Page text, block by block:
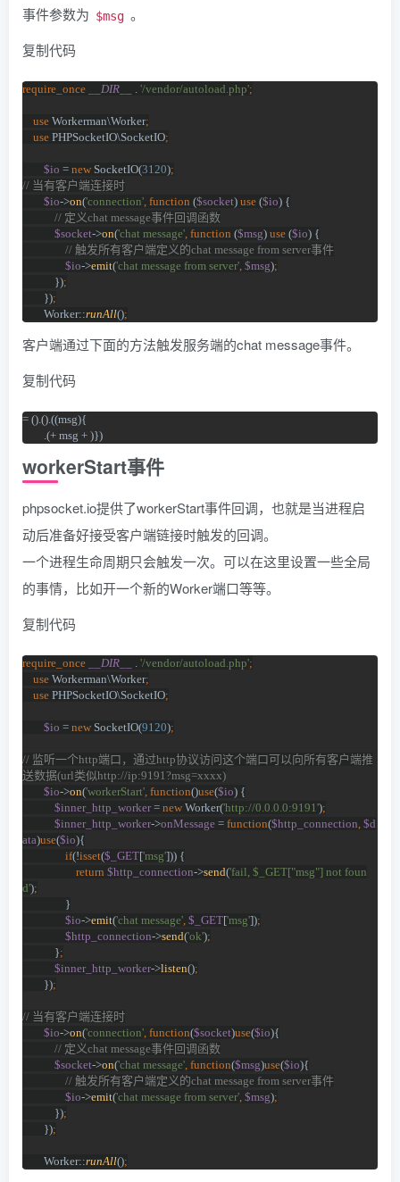
事件参数为 $msg 。
复制代码
require_once __DIR__ '/vendor/autoload.php';
use Workerman\Worker;
use PHPSocketIO\SocketIO;
$io = new SocketIO(3120);
// 当有客户端连接时
$io->on('connection' , function ($socket) use ($io) {
// 定义chat message事件回调函数
$socket->on('chat message' , function ($msg) use ($io) {
// 触发所有客户端定义的chat message from server事件
$io->emit('chat message from server' $msg);
});
});
Worker::runAll();
客户端通过下面的方法触发服务端的chat message事件。
复制代码
= ().().((msg){
.(+ msg + )})
workerStart事件
phpsocket.io提供了workerStart事件回调，也就是当进程启
动后准备好接受客户端链接时触发的回调。
一个进程生命周期只会触发一次。可以在这里设置一些全局
的事情，比如开一个新的Worker端口等等。
复制代码
require_once __DIR__ '/vendor/autoload.php';
use Workerman\Worker;
use PHPSocketIO\SocketIO;
$io = new SocketIO(9120);
// 监听一个http端口，通过http协议访问这个端口可以向所有客户端推
送数据(url类似http://ip:9191?msg=xxxx)
$io->on('workerStart' , function()use($io) {
$inner_http_worker = new Worker('http://0.0.0.0:9191');
$inner_http_worker->onMessage = function($http_connection $d
ata)use($io){
if(!isset($_GET['msg'])) {
return $http_connection->send('fail, $_GET["msg"] not foun
d');
}
$io->emit('chat message' $_GET['msg']);
$http_connection->send('ok');
};
$inner_http_worker->listen();
});
// 当有客户端连接时
$io->on('connection' , function($socket)use($io){
// 定义chat message事件回调函数
$socket->on('chat message' , function($msg)use($io){
// 触发所有客户端定义的chat message from server事件
$io->emit('chat message from server' $msg);
});
});
Worker::runAll();